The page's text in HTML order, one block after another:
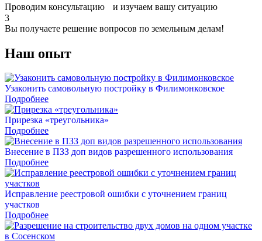
Проводим консультацию и изучаем вашу ситуацию
3
Вы получаете решение вопросов по земельным делам!
Наш опыт
Узаконить самовольную постройку в Филимонковское
Подробнее
Прирезка «треугольника»
Подробнее
Внесение в ПЗЗ доп видов разрешенного использования
Подробнее
Исправление реестровой ошибки с уточнением границ
участков
Подробнее